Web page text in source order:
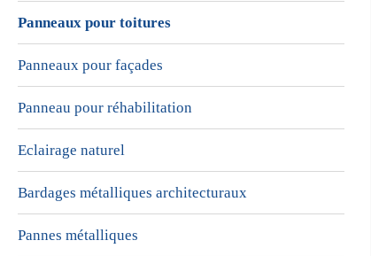
Panneaux pour toitures
Panneaux pour façades
Panneau pour réhabilitation
Eclairage naturel
Bardages métalliques architecturaux
Pannes métalliques